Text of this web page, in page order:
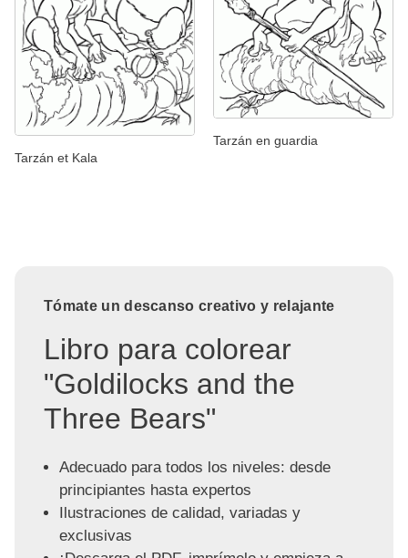
Tarzán et Kala
Tarzán en guardia
Tómate un descanso creativo y relajante
Libro para colorear
"Goldilocks and the
Three Bears"
Adecuado para todos los niveles: desde
principiantes hasta expertos
Ilustraciones de calidad, variadas y
exclusivas